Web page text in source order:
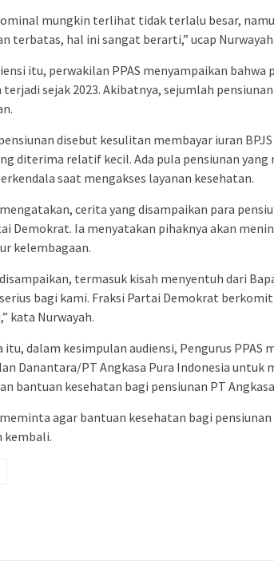
mungkin terlihat tidak terlalu besar,
terbatas, hal ini sangat berarti,” ucap Nurwayah.
itu, perwakilan PPAS menyampaikan bahwa
terjadi sejak 2023. Akibatnya, sejumlah
disebut kesulitan membayar iuran
diterima relatif kecil. Ada pula pensiunan
saat mengakses layanan kesehatan.
cerita yang disampaikan para
Demokrat. Ia menyatakan pihaknya akan
kelembagaan.
termasuk kisah menyentuh dari
bagi kami. Fraksi Partai Demokrat
kata Nurwayah.
itu, dalam kesimpulan audiensi, Pengurus PPAS
Danantara/PT Angkasa Pura Indonesia
bantuan kesehatan bagi pensiunan PT
meminta agar bantuan kesehatan bagi
kembali.